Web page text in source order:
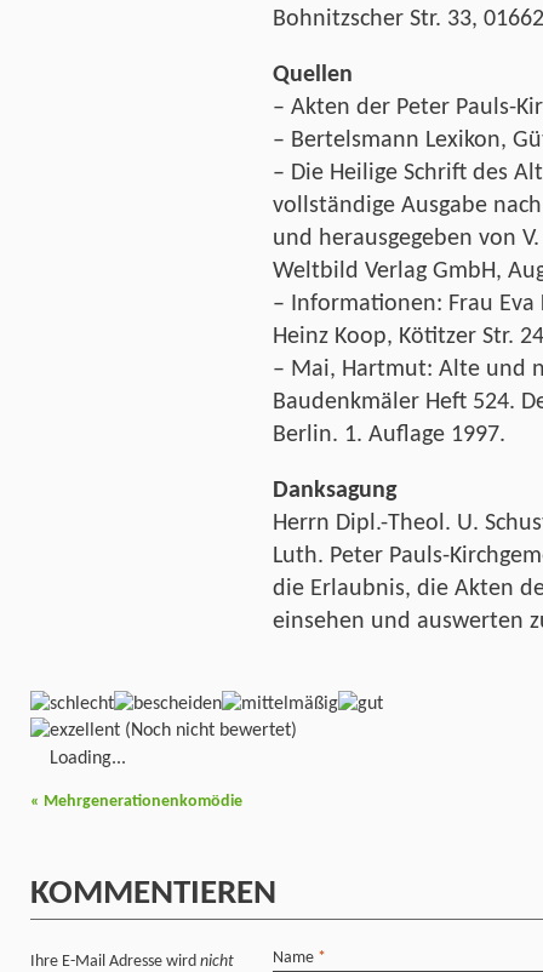
Bohnitzscher Str. 33,
Quellen
– Akten der Peter Pauls-
– Bertelsmann Lexikon,
– Die Heilige Schrift des
vollständige Ausgabe
und herausgegeben von
Weltbild Verlag GmbH,
– Informationen: Frau
Heinz Koop, Kötitzer Str.
– Mai, Hartmut: Alte und
Baudenkmäler Heft 524.
Berlin. 1. Auflage 1997.
Danksagung
Herrn Dipl.-Theol. U.
Luth. Peter Pauls-
die Erlaubnis, die Akten
einsehen und auswerten
(Noch nicht bewertet)
Loading...
« Mehrgenerationenkomödie
KOMMENTIEREN
Ihre E-Mail Adresse wird nicht
Name *